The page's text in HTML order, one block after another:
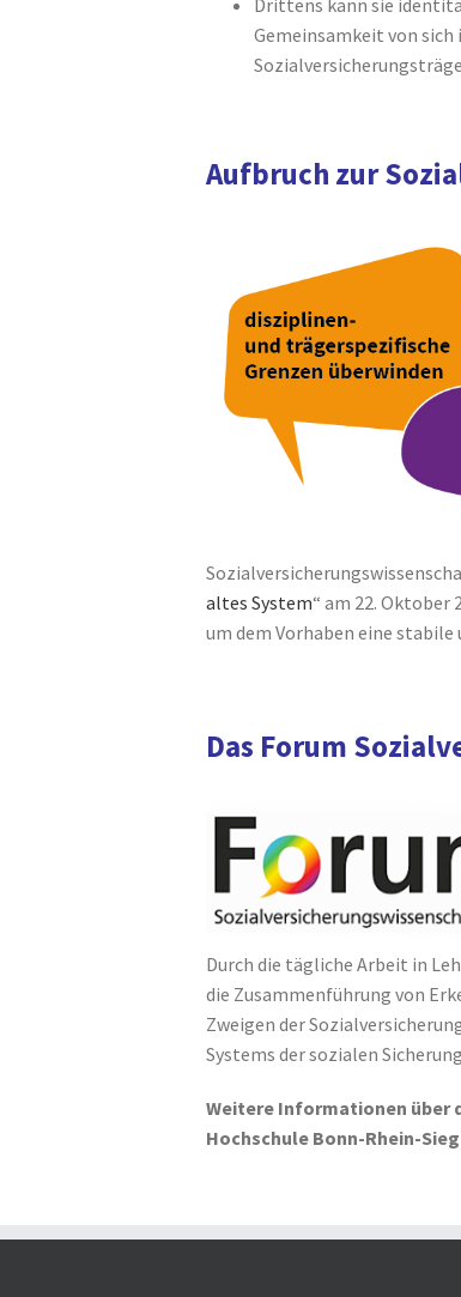
Drittens kann sie
Gemeinsamkeit von
Aufbruch zur
altes System“ am 22. Oktober
um dem Vorhaben eine
Das Forum
Durch die tägliche Arbeit in
die Zusammenführung von
Zweigen der
Systems der sozialen
Weitere Informationen über
Hochschule Bonn-Rhein-